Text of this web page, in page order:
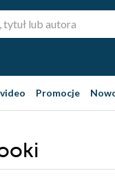
Promocje